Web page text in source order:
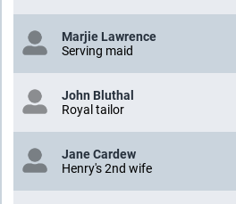
Marjie Lawrence
Serving maid
John Bluthal
Royal tailor
Jane Cardew
Henry's 2nd wife